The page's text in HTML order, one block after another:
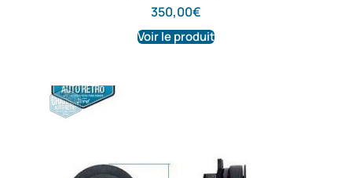
350,00€
Voir le produit